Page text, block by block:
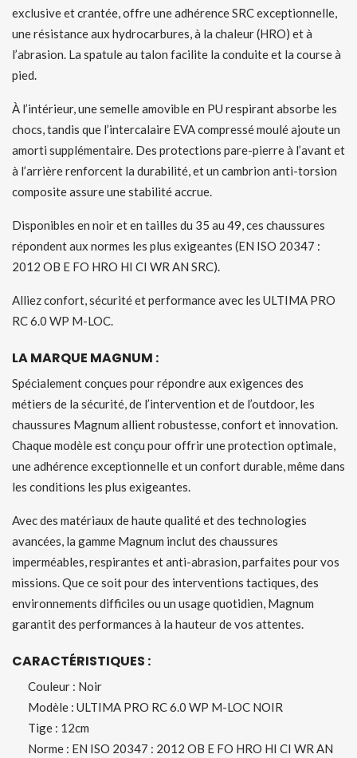
exclusive et crantée, offre une adhérence SRC exceptionnelle,
une résistance aux hydrocarbures, à la chaleur (HRO) et à
l’abrasion. La spatule au talon facilite la conduite et la course à
pied.
À l’intérieur, une semelle amovible en PU respirant absorbe les
chocs, tandis que l’intercalaire EVA compressé moulé ajoute un
amorti supplémentaire. Des protections pare-pierre à l’avant et
à l’arrière renforcent la durabilité, et un cambrion anti-torsion
composite assure une stabilité accrue.
Disponibles en noir et en tailles du 35 au 49, ces chaussures
répondent aux normes les plus exigeantes (EN ISO 20347 :
2012 OB E FO HRO HI CI WR AN SRC).
Alliez confort, sécurité et performance avec les ULTIMA PRO
RC 6.0 WP M-LOC.
LA MARQUE MAGNUM :
Spécialement conçues pour répondre aux exigences des
métiers de la sécurité, de l’intervention et de l’outdoor, les
chaussures Magnum allient robustesse, confort et innovation.
Chaque modèle est conçu pour offrir une protection optimale,
une adhérence exceptionnelle et un confort durable, même dans
les conditions les plus exigeantes.
Avec des matériaux de haute qualité et des technologies
avancées, la gamme Magnum inclut des chaussures
imperméables, respirantes et anti-abrasion, parfaites pour vos
missions. Que ce soit pour des interventions tactiques, des
environnements difficiles ou un usage quotidien, Magnum
garantit des performances à la hauteur de vos attentes.
CARACTÉRISTIQUES :
Couleur : Noir
Modèle : ULTIMA PRO RC 6.0 WP M-LOC NOIR
Tige : 12cm
Norme : EN ISO 20347 : 2012 OB E FO HRO HI CI WR AN